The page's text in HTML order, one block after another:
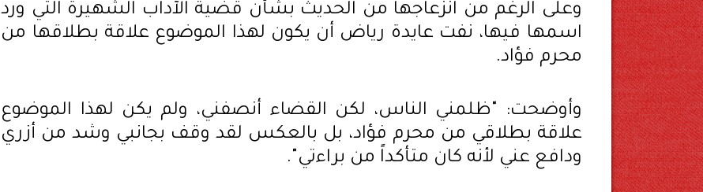
وعلى الرغم من انزعاجها من الحديث بشأن قضية الآداب الشهيرة التي ورد
اسمها فيها، نفت عايدة رياض أن يكون لهذا الموضوع علاقة بطلاقها من
محرم فؤاد.
وأوضحت: "ظلمني الناس، لكن القضاء أنصفني، ولم يكن لهذا الموضوع
علاقة بطلاقي من محرم فؤاد، بل بالعكس لقد وقف بجانبي وشد من أزري
ودافع عني لأنه كان متأكداً من براءتي".